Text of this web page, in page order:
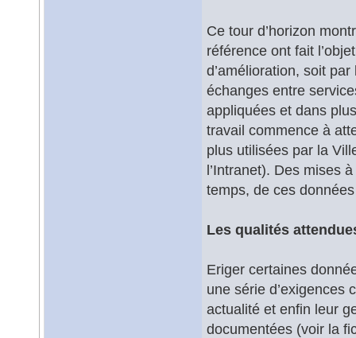
Ce tour d’horizon
référence ont fait
d’amélioration, soit
échanges entre
appliquées et dans
travail commence à
plus utilisées par la
l’Intranet). Des mises
temps, de ces
Les qualités
Eriger certaines
une série d’exigences
actualité et enfin leur
documentées (voir la